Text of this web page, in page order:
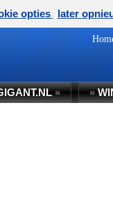
« »
opties later